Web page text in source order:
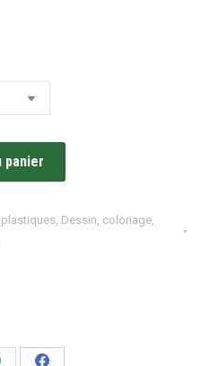
panier
Dessin, coloriage,